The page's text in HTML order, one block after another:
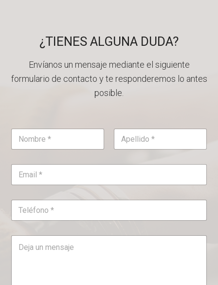
¿TIENES ALGUNA DUDA?
Envíanos un mensaje mediante el siguiente
formulario de contacto y te responderemos lo antes
posible.